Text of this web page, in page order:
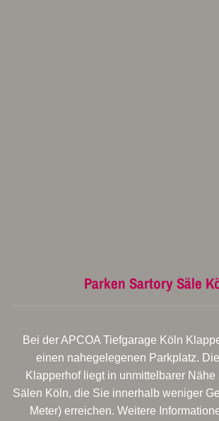
Parken Sartory Säle
Bei der APCOA Tiefgarage Köln
einen nahegelegenen Parkplatz.
Klapperhof liegt in unmittelbarer Nähe
Sälen Köln, die Sie innerhalb weniger
Meter) erreichen. Weitere